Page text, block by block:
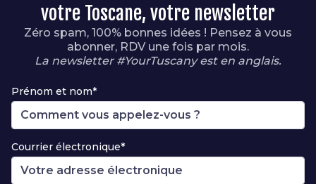
votre Toscane, votre newsletter
Zéro spam, 100% bonnes idées ! Pensez à vous
abonner, RDV une fois par mois.
La newsletter #YourTuscany est en anglais.
Prénom et nom*
Courrier électronique*